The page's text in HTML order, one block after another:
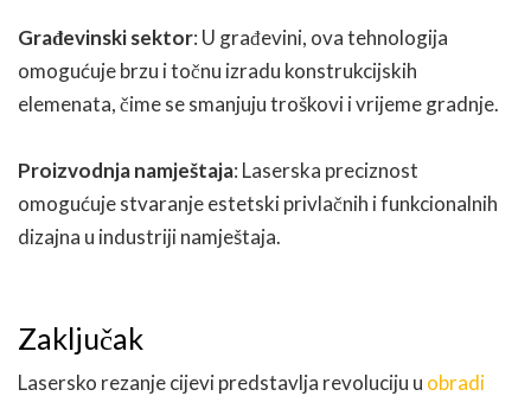
Građevinski sektor: U građevini, ova tehnologija
omogućuje brzu i točnu izradu konstrukcijskih
elemenata, čime se smanjuju troškovi i vrijeme gradnje.
Proizvodnja namještaja: Laserska preciznost
omogućuje stvaranje estetski privlačnih i funkcionalnih
dizajna u industriji namještaja.
Zaključak
Lasersko rezanje cijevi predstavlja revoluciju u obradi